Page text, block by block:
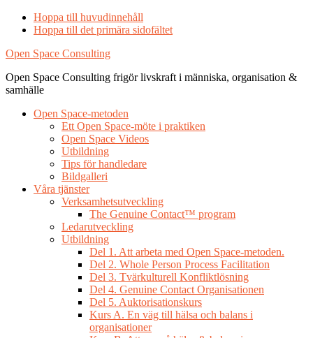
Hoppa till huvudinnehåll
Hoppa till det primära sidofältet
Open Space Consulting
Open Space Consulting frigör livskraft i människa, organisation &
samhälle
Open Space-metoden
Ett Open Space-möte i praktiken
Open Space Videos
Utbildning
Tips för handledare
Bildgalleri
Våra tjänster
Verksamhetsutveckling
The Genuine Contact™ program
Ledarutveckling
Utbildning
Del 1. Att arbeta med Open Space-metoden.
Del 2. Whole Person Process Facilitation
Del 3. Tvärkulturell Konfliktlösning
Del 4. Genuine Contact Organisationen
Del 5. Auktorisationskurs
Kurs A. En väg till hälsa och balans i
organisationer